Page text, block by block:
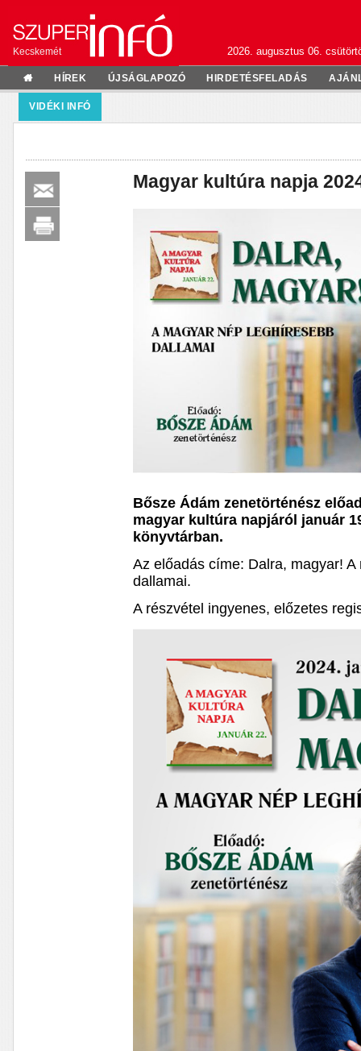
Kecskemét 2026. augusztus 06.
HÍREK ÚJSÁGLAPOZÓ HIRDETÉSFELADÁS
VIDÉKI INFÓ
Magyar kultúra napja
Bősze Ádám zenetörténész
magyar kultúra napjáról január
könyvtárban.
Az előadás címe: Dalra, magyar!
dallamai.
A részvétel ingyenes, előzetes